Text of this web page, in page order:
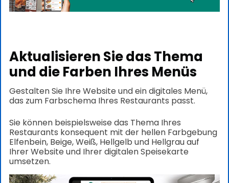
Aktualisieren Sie das Thema
und die Farben Ihres Menüs
Gestalten Sie Ihre Website und ein digitales Menü,
das zum Farbschema Ihres Restaurants passt.
Sie können beispielsweise das Thema Ihres
Restaurants konsequent mit der hellen Farbgebung
Elfenbein, Beige, Weiß, Hellgelb und Hellgrau auf
Ihrer Website und Ihrer digitalen Speisekarte
umsetzen.